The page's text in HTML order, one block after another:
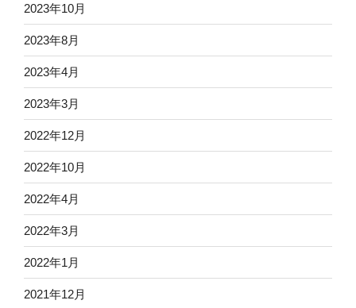
2023年10月
2023年8月
2023年4月
2023年3月
2022年12月
2022年10月
2022年4月
2022年3月
2022年1月
2021年12月